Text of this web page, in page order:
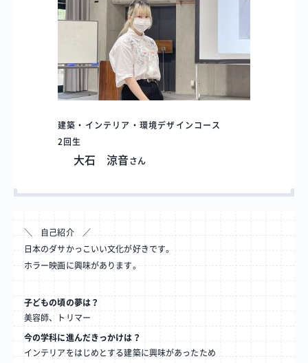
建築・インテリア・環境デザインコース
2回生
大石 涼音さん
＼ 自己紹介 ／
日本のダサかっこいい文化が好きです。
ホラー映画に興味があります。
子どもの頃の夢は？
美容師、トリマー
今の学科に進んだきっかけは？
インテリアをはじめとする建築に興味があったため